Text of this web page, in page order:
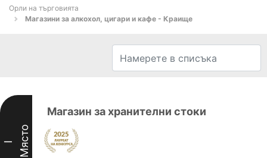
Орли на търговията
Магазини за алкохол, цигари и кафе - Краище
I Място
Магазин за хранителни стоки